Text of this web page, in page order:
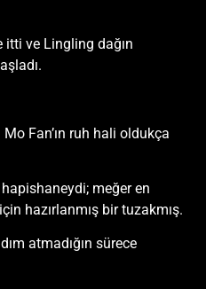
itti ve Lingling dağın
Fan’ın ruh hali oldukça
meğer en
hazırlanmış bir tuzakmış.
atmadığın sürece